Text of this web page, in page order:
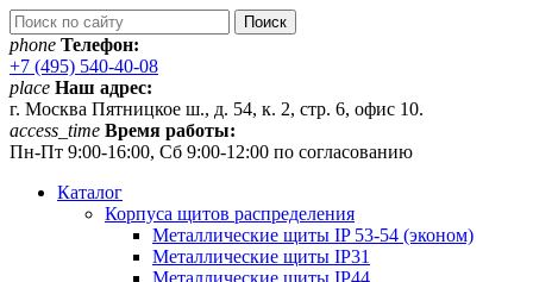
phone Телефон:
+7 (495) 540-40-08
place Наш адрес:
г. Москва Пятницкое ш., д. 54, к. 2, стр. 6, офис 10.
access_time Время работы:
Пн-Пт 9:00-16:00, Сб 9:00-12:00 по согласованию
Каталог
Корпуса щитов распределения
Металлические щиты IP 53-54 (эконом)
Металлические щиты IP31
Металлические щиты IP44